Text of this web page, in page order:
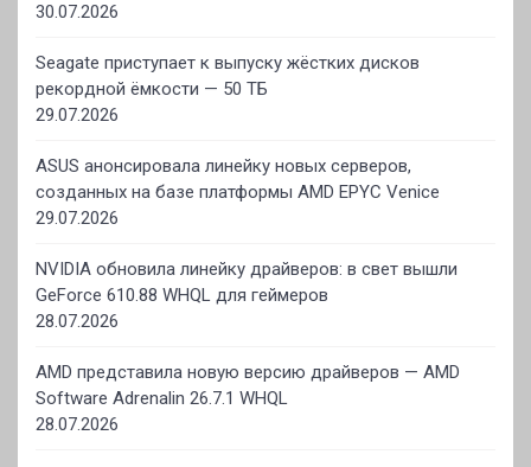
30.07.2026
Seagate приступает к выпуску жёстких дисков
рекордной ёмкости — 50 ТБ
29.07.2026
ASUS анонсировала линейку новых серверов,
созданных на базе платформы AMD EPYC Venice
29.07.2026
NVIDIA обновила линейку драйверов: в свет вышли
GeForce 610.88 WHQL для геймеров
28.07.2026
AMD представила новую версию драйверов — AMD
Software Adrenalin 26.7.1 WHQL
28.07.2026